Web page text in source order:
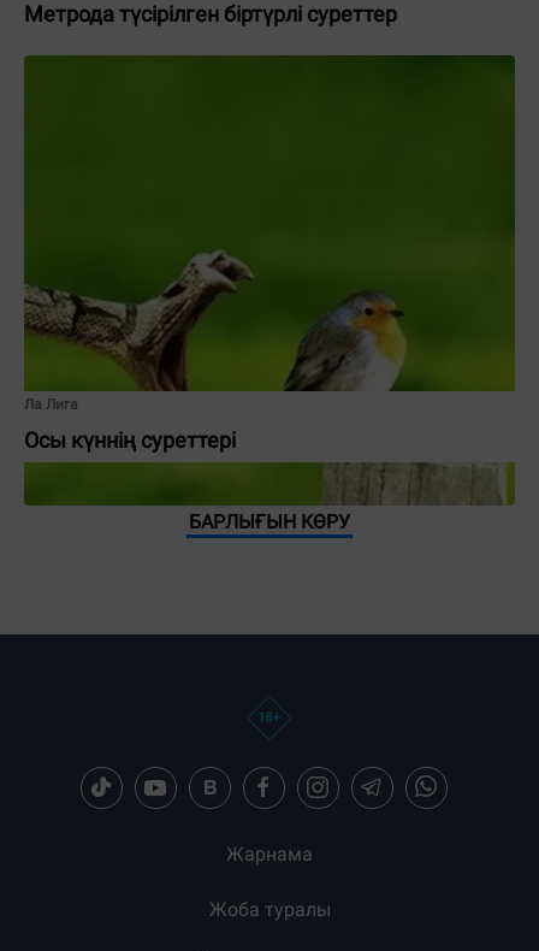
Метрода түсірілген біртүрлі суреттер
Ла Лига
Осы күннің суреттері
БАРЛЫҒЫН КӨРУ
Жарнама
Жоба туралы